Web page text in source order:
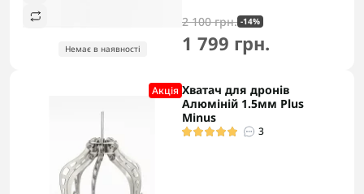
Немає в наявності
2 100 грн. -14%
1 799 грн.
Акцiя Хватач для дронів
Алюміній 1.5мм Plus
Minus
3